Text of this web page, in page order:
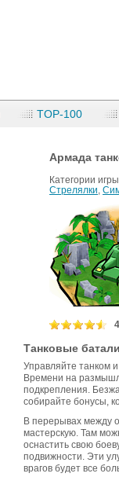
TOP-100
Армада
Категории
Стрелялки,
Танковые
Управляйте танком
Времени на
подкрепления.
собирайте бонусы,
В перерывах между
мастерскую. Там
оснастить свою
подвижности. Эти
врагов будет все